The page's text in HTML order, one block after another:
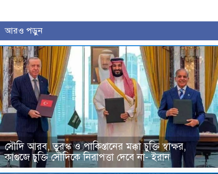
আরও পড়ুন
সৌদি আরব, তুরস্ক ও পাকিস্তানের মক্কা চুক্তি স্বাক্ষর,
কাগুজে চুক্তি সৌদিকে নিরাপত্তা দেবে না- ইরান